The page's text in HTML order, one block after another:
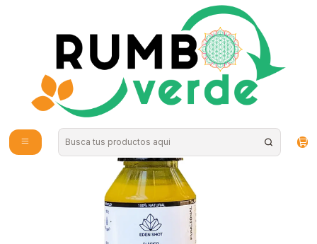
Envío gratis por compras sobre los 59.990 en la provincia de Santiago
Eden Shot - CURCUMA/JENGIBRE- limón - manzana 100ml